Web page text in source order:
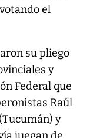
el
su pliego
y
Federal que
Raúl
y
juegan de